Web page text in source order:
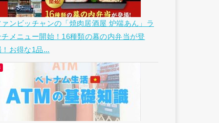
ァンビッチャンの「焼肉居酒屋 炉端あん」ラ
チメニュー開始！16種類の幕の内弁当が登
！お得な1品...